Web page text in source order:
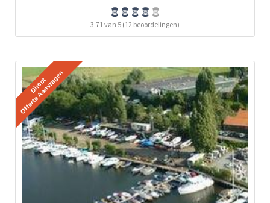
3.71 van 5 (12 beoordelingen)